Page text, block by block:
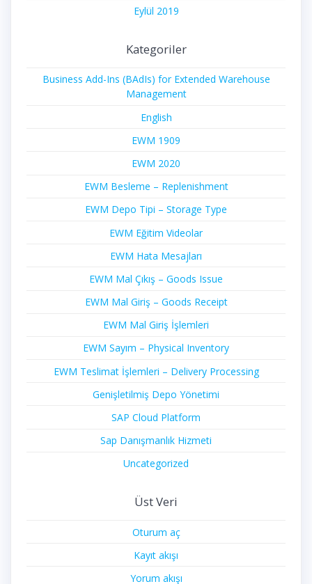
Eylül 2019
Kategoriler
Business Add-Ins (BAdIs) for Extended Warehouse
Management
English
EWM 1909
EWM 2020
EWM Besleme – Replenishment
EWM Depo Tipi – Storage Type
EWM Eğitim Videolar
EWM Hata Mesajları
EWM Mal Çıkış – Goods Issue
EWM Mal Giriş – Goods Receipt
EWM Mal Giriş İşlemleri
EWM Sayım – Physical Inventory
EWM Teslimat İşlemleri – Delivery Processing
Genişletilmiş Depo Yönetimi
SAP Cloud Platform
Sap Danışmanlık Hizmeti
Uncategorized
Üst Veri
Oturum aç
Kayıt akışı
Yorum akışı